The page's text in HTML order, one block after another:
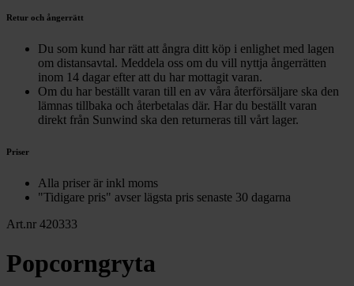
Retur och ångerrätt
Du som kund har rätt att ångra ditt köp i enlighet med lagen
om distansavtal. Meddela oss om du vill nyttja ångerrätten
inom 14 dagar efter att du har mottagit varan.
Om du har beställt varan till en av våra återförsäljare ska den
lämnas tillbaka och återbetalas där. Har du beställt varan
direkt från Sunwind ska den returneras till vårt lager.
Priser
Alla priser är inkl moms
"Tidigare pris" avser lägsta pris senaste 30 dagarna
Art.nr 420333
Popcorngryta